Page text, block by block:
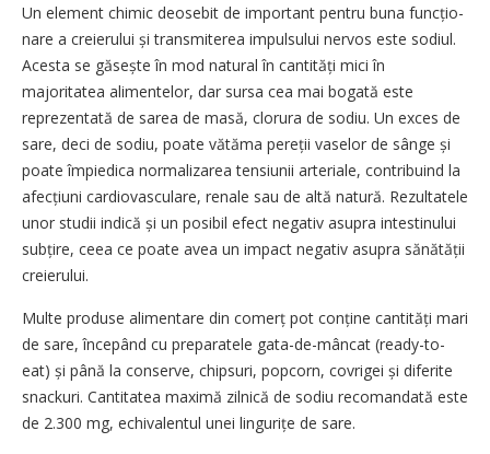
Un element chimic deosebit de important pentru buna funcțio­
nare a creierului și transmiterea impulsului nervos este sodiul.
Acesta se găsește în mod natural în cantități mici în
majoritatea alimentelor, dar sursa cea mai bogată este
reprezen­tată de sarea de masă, clorura de sodiu. Un exces de
sare, deci de sodiu, poate vătăma pereții vaselor de sânge și
poate împiedica normalizarea tensiunii arteriale, contribuind la
afecțiuni cardiovasculare, renale sau de altă natură. Rezultatele
unor studii indică și un posibil efect negativ asupra intestinului
subțire, ceea ce poate avea un impact negativ asupra sănătății
creierului.
Multe produse alimentare din comerț pot conține cantități mari
de sare, începând cu preparatele gata-de-mâncat (ready-to-
eat) și până la conserve, chipsuri, popcorn, covrigei și diferite
snackuri. Cantitatea maximă zilnică de sodiu recomandată este
de 2.300 mg, echivalentul unei lingurițe de sare.